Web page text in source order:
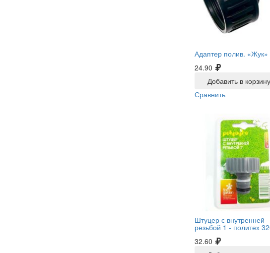
Адаптер полив. «Жук»
24.90
Добавить в
Сравнить
Штуцер с внутренней
резьбой 1 - политех
32.60